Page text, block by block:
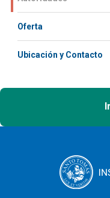
Oferta
Ubicación y Contacto